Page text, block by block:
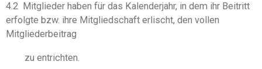
4.2 Mitglieder haben für das Kalenderjahr, in dem ihr Beitritt
erfolgte bzw. ihre Mitgliedschaft erlischt, den vollen
Mitgliederbeitrag
zu entrichten.